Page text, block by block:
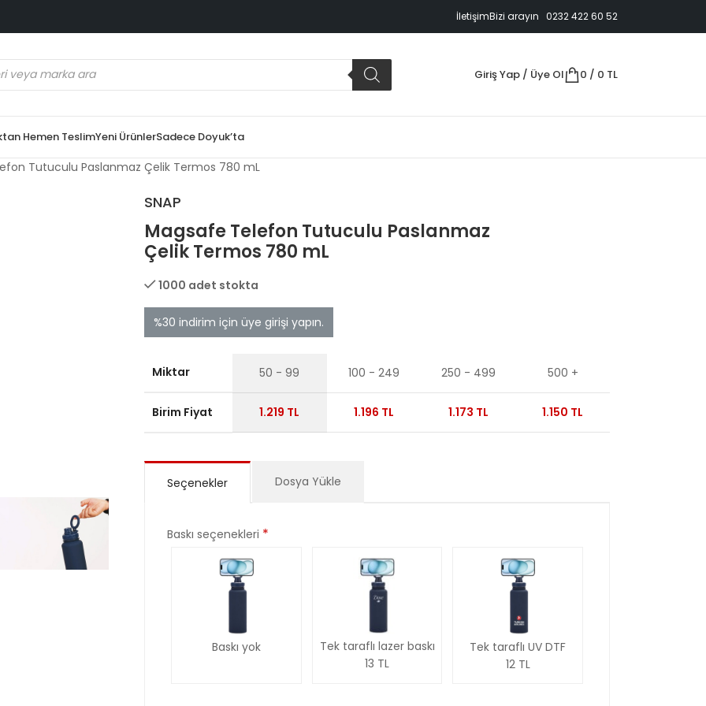
İletişimBizi arayın 0232 422 60 52
Giriş Yap / Üye Ol 0 / 0 TL
Hemen TeslimYeni ÜrünlerSadece Doyuk’ta
Tutuculu Paslanmaz Çelik Termos 780 mL
SNAP
Magsafe Telefon Tutuculu Paslanmaz
Çelik Termos 780 mL
1000 adet stokta
%30 indirim için üye girişi yapın.
Miktar
Birim Fiyat
50 - 99
1.219 TL
100 - 249
1.196 TL
250 - 499
1.173 TL
500 +
1.150 TL
Seçenekler Dosya Yükle
Baskı seçenekleri *
Baskı yok
Tek taraflı lazer baskı
13 TL
Tek taraflı UV DTF
12 TL